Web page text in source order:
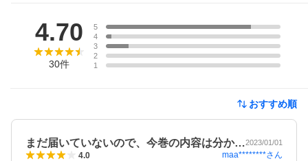
4.70
30件
5
4
3
2
1
おすすめ順
まだ届いていないので、今巻の内容は分か…2023/01/01
4.0 maa********さん